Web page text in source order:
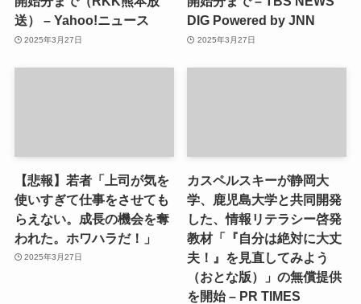
送） – Yahoo!ニュース
2025年3月27日
DIG Powered by JNN
2025年3月27日
【悲報】若者「上司が気を
使いすぎて仕事をさせても
らえない。成長の機会を奪
われた。ホワハラだ！」
2025年3月27日
カスペルスキーが静岡大
学、鹿児島大学と共同開発
した、情報リテラシー啓発
教材「『自分は絶対に大丈
夫！』を見直してみよう
（おとな版）」の無償提供
を開始 – PR TIMES